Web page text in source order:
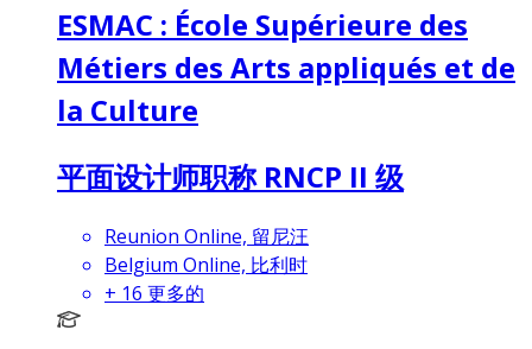
ESMAC : École Supérieure des
Métiers des Arts appliqués et de
la Culture
平面设计师职称 RNCP II 级
Reunion Online, 留尼汪
Belgium Online, 比利时
+ 16 更多的